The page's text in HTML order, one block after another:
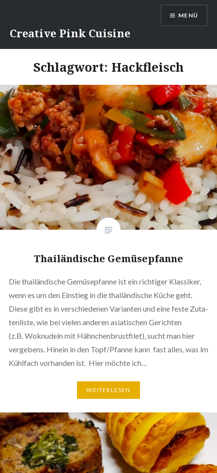
InhaltCreative Pink Cuisine
MENÜ
Schlagwort: Hackfleisch
Thai­län­di­sche Gemüsepfanne
Die thai­län­di­sche Gemü­se­pfan­ne ist ein richtiger Klassiker,
wenn es um den Einstieg in die thai­län­di­sche Küche geht.
Diese gibt es in ver­schie­de­nen Varianten und eine feste Zuta­
ten­lis­te, wie bei vielen anderen asia­ti­schen Gerichten
(z.B. Woknudeln mit Hähn­chen­brust­fi­let), sucht man hier
vergebens. Hinein in den Topf/Pfanne kann fast alles, was im
Kühlfach vorhanden ist. Hier möchte ich…
WEI­TER­LE­SEN